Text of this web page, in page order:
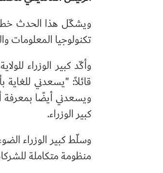
ويشكّل هذا الحدث خطوة
تكنولوجيا المعلومات
وأكّد كبير الوزراء
قائلاً: "يسعدني
ويسعدني أيضًا بمعرفة
كبير الوزراء.
وسلّط كبير الوزراء
منظومة متكاملة